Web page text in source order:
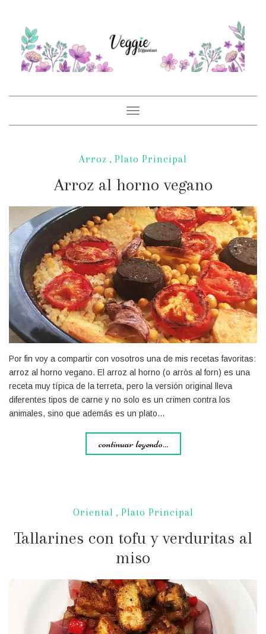
Toggle
navigation
Arroz , Plato Principal
Arroz al horno vegano
Por fin voy a compartir con vosotros una de mis recetas favoritas:
arroz al horno vegano. El arroz al horno (o arròs al forn) es una
receta muy típica de la terreta, pero la versión original lleva
diferentes tipos de carne y no solo es un crimen contra los
animales, sino que además es un plato…
continuar leyendo...
Oriental , Plato Principal
Tallarines con tofu y verduritas al
miso